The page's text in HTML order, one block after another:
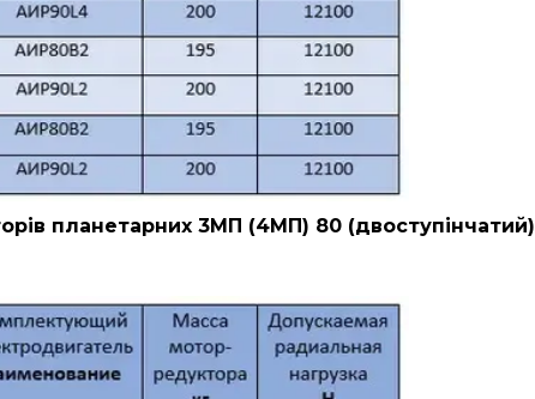
планетарних 3МП (4МП) 80 (двоступінчатий)